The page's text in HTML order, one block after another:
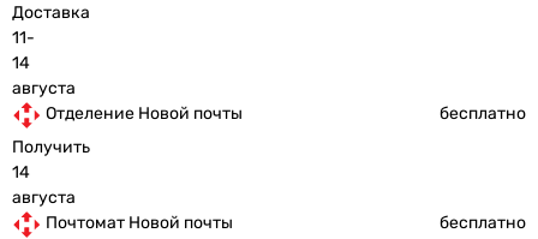
Доставка
11-
14
августа
Отделение Новой почты
бесплатно
Получить
14
августа
Почтомат Новой почты
бесплатно